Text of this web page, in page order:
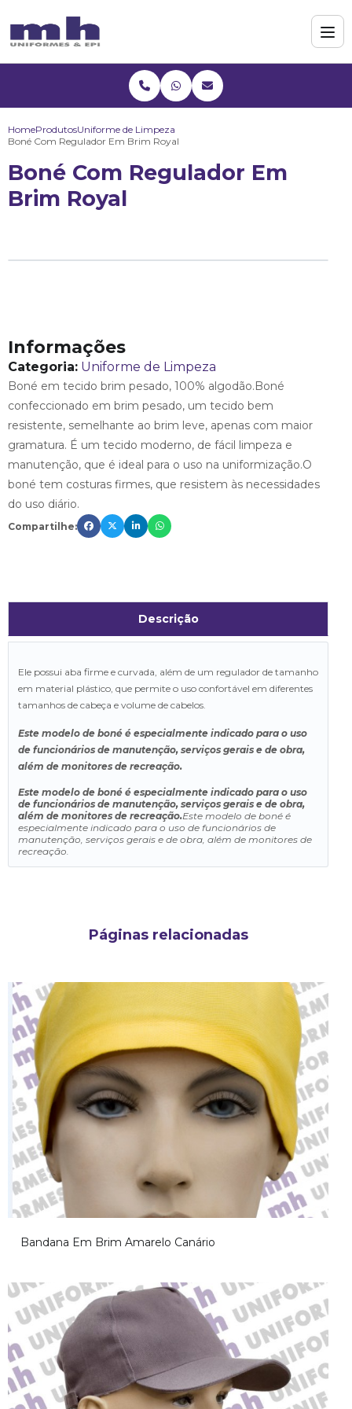
HomeProdutosUniforme de Limpeza
Boné Com Regulador Em Brim Royal
Boné Com Regulador Em
Brim Royal
Informações
Categoria: Uniforme de Limpeza
Boné em tecido brim pesado, 100% algodão.Boné
confeccionado em brim pesado, um tecido bem
resistente, semelhante ao brim leve, apenas com maior
gramatura. É um tecido moderno, de fácil limpeza e
manutenção, que é ideal para o uso na uniformização.O
boné tem costuras firmes, que resistem às necessidades
do uso diário.
Compartilhe:
Descrição
Ele possui aba firme e curvada, além de um regulador de tamanho
em material plástico, que permite o uso confortável em diferentes
tamanhos de cabeça e volume de cabelos.
Este modelo de boné é especialmente indicado para o uso
de funcionários de manutenção, serviços gerais e de obra,
além de monitores de recreação.
Este modelo de boné é especialmente indicado para o uso
de funcionários de manutenção, serviços gerais e de obra,
além de monitores de recreação.Este modelo de boné é
especialmente indicado para o uso de funcionários de
manutenção, serviços gerais e de obra, além de monitores de
recreação.
Páginas relacionadas
Bandana Em Brim Amarelo Canário